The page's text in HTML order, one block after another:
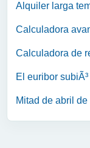
Alquiler larga
Calculadora
Calculadora de
El euribor
Mitad de abril